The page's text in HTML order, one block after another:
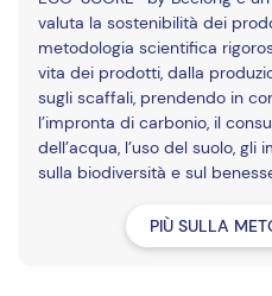
valuta la sostenibilità dei
metodologia scientifica
vita dei prodotti, dalla
sugli scaffali, prendendo in
l’impronta di carbonio, il
dell’acqua, l’uso del suolo,
sulla biodiversità e sul
PIÙ SULLA